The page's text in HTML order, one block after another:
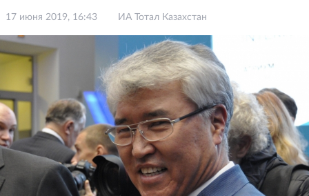
17 июня 2019, 16:43 ИА Тотал Казахстан